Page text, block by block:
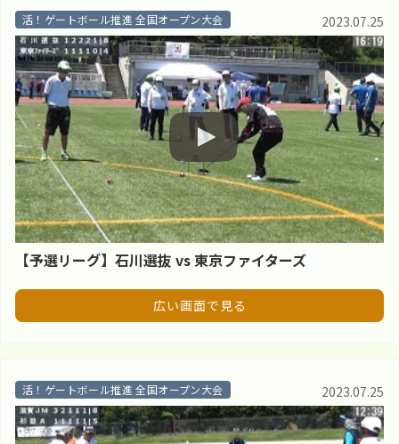
活！ゲートボール推進 全国オープン大会
【予選リーグ】石川選抜 vs 東京ファイターズ
2023.07.25
広い画面で見る
活！ゲートボール推進 全国オープン大会 2023.07.25